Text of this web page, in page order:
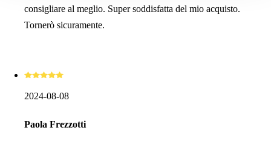
consigliare al meglio. Super soddisfatta del mio acquisto.
Tornerò sicuramente.
2024-08-08
Paola Frezzotti